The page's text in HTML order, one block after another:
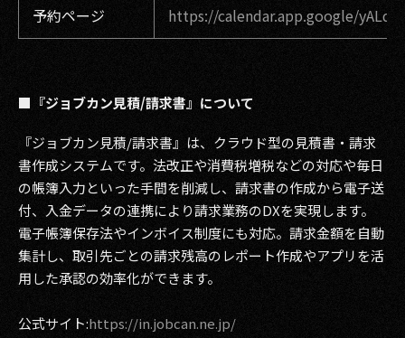
予約ページ https://calendar.app.google/
■『ジョブカン見積/請求書』について
『ジョブカン見積/請求書』は、クラウド型の見積書・請求
書作成システムです。法改正や消費税増税などの対応や毎日
の帳簿入力といった手間を削減し、請求書の作成から電子送
付、入金データの連携により請求業務のDXを実現します。
電子帳簿保存法やインボイス制度にも対応。請求金額を自動
集計し、取引先ごとの請求残高のレポート作成やアプリを活
用した承認の効率化ができます。
公式サイト:https://in.jobcan.ne.jp/